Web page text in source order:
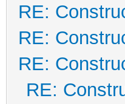
RE:
RE:
RE:
RE: